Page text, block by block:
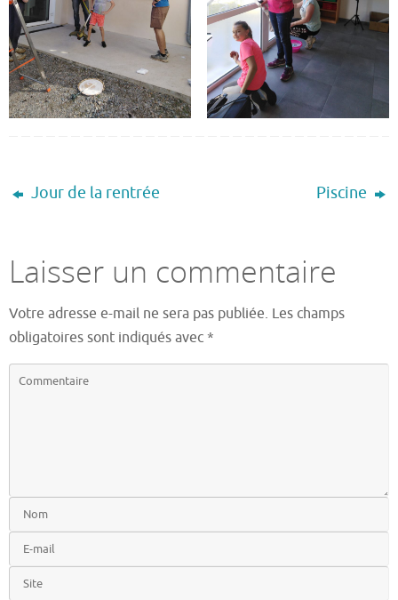
Jour de la rentrée Piscine
Laisser un commentaire
Votre adresse e-mail ne sera pas publiée. Les champs
obligatoires sont indiqués avec*